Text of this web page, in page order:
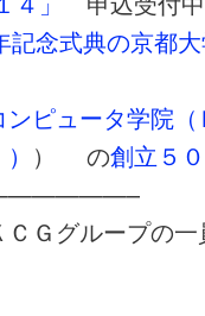
記念式典の京都
ンピュータ学院
） の創立５
ＣＧグループの